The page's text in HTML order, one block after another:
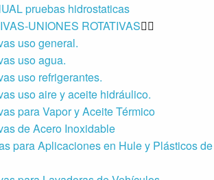
pruebas hidrostaticas
UNIONES ROTATIVAS
uso general.
uso agua.
uso refrigerantes.
uso aire y aceite hidráulico.
para Vapor y Aceite Térmico
de Acero Inoxidable
para Aplicaciones en Hule y Plásticos de